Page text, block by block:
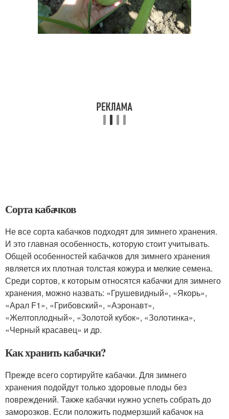
Сорта кабачков
Не все сорта кабачков подходят для зимнего хранения.
И это главная особенность, которую стоит учитывать.
Общей особенностей кабачков для зимнего хранения
является их плотная толстая кожура и мелкие семена.
Среди сортов, к которым относятся кабачки для зимнего
хранения, можно назвать: «Грушевидный», «Якорь»,
«Арал F1», «Грибовский», «Аэронавт»,
«Желтоплодный», «Золотой кубок», «Золотинка»,
«Черный красавец» и др.
Как хранить кабачки?
Прежде всего сортируйте кабачки. Для зимнего
хранения подойдут только здоровые плоды без
повреждений. Также кабачки нужно успеть собрать до
заморозков. Если положить подмерзший кабачок на